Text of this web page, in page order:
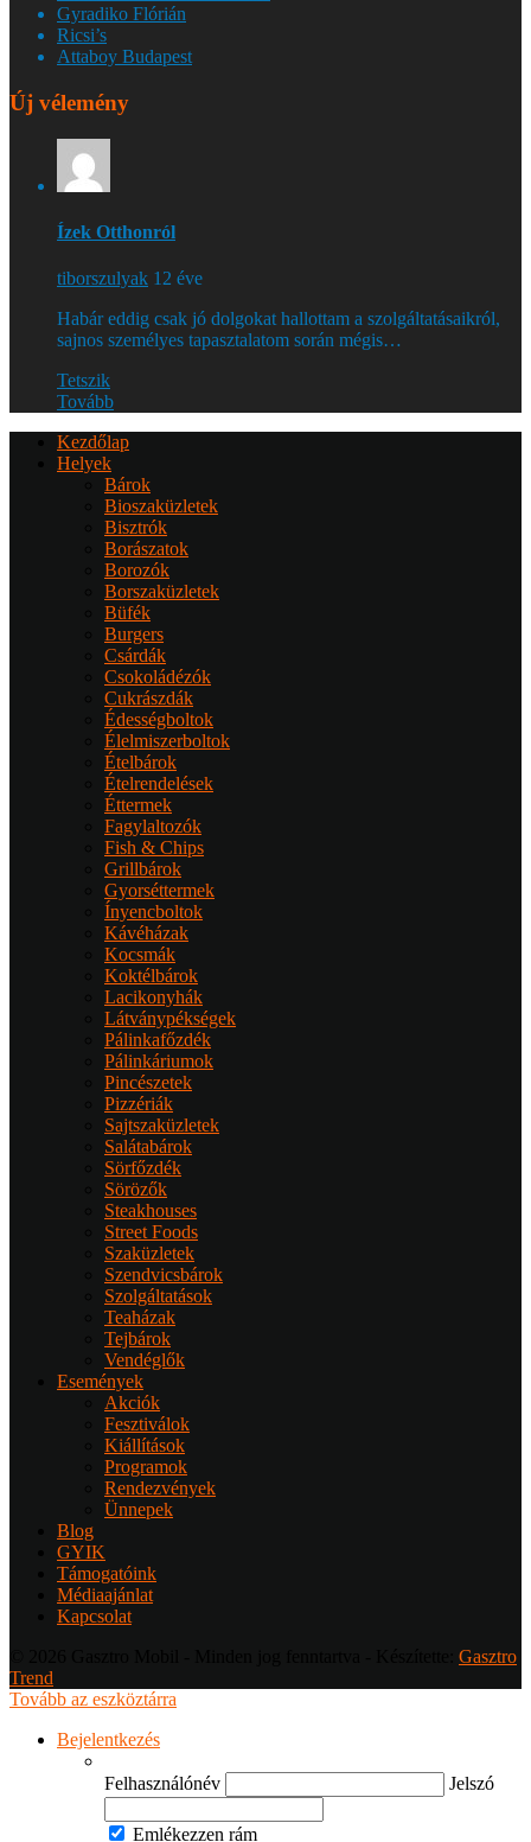
Gyradiko Flórián
Ricsi’s
Attaboy Budapest
Új vélemény
Ízek Otthonról
tiborszulyak 12 éve
Habár eddig csak jó dolgokat hallottam a szolgáltatásaikról,
sajnos személyes tapasztalatom során mégis…
Tetszik
Tovább
Kezdőlap
Helyek
Bárok
Bioszaküzletek
Bisztrók
Borászatok
Borozók
Borszaküzletek
Büfék
Burgers
Csárdák
Csokoládézók
Cukrászdák
Édességboltok
Élelmiszerboltok
Ételbárok
Ételrendelések
Éttermek
Fagylaltozók
Fish & Chips
Grillbárok
Gyorséttermek
Ínyencboltok
Kávéházak
Kocsmák
Koktélbárok
Lacikonyhák
Látványpékségek
Pálinkafőzdék
Pálinkáriumok
Pincészetek
Pizzériák
Sajtszaküzletek
Salátabárok
Sörfőzdék
Sörözők
Steakhouses
Street Foods
Szaküzletek
Szendvicsbárok
Szolgáltatások
Teaházak
Tejbárok
Vendéglők
Események
Akciók
Fesztiválok
Kiállítások
Programok
Rendezvények
Ünnepek
Blog
GYIK
Támogatóink
Médiaajánlat
Kapcsolat
Gasztro
Trend
Tovább az eszköztárra
Bejelentkezés
Felhasználónév Jelszó
Emlékezzen rám